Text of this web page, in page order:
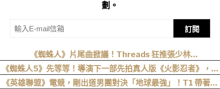
劃。
訂閱
《蜘蛛人》片尾曲掀議！Threads 狂推張少林
〈SpiderMan〉，網友：播這個直接神作預定
《蜘蛛人5》先等等！導演下一部先拍真人版《火影忍者》，電
影目前仍處於前製階段
《英雄聯盟》電競，剛出道男團對決「地球最強」！T1 帶著偶